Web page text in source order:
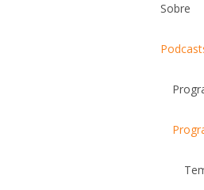
Sobre